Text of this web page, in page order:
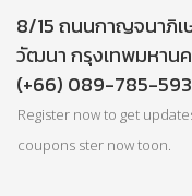
8/15 ถนนกาญจนาภิเ
วัฒนา กรุงเทพมหาน
(+66) 089-785-
Register now to get
coupons ster now toon.